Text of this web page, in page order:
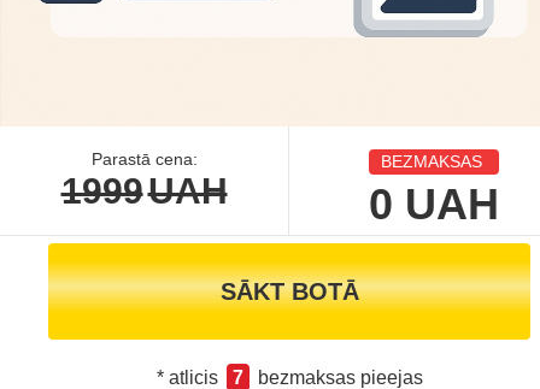
Parastā cena:
1999UAH
BEZMAKSAS
0 UAH
SĀKT BOTĀ
* atlicis 7 bezmaksas pieejas